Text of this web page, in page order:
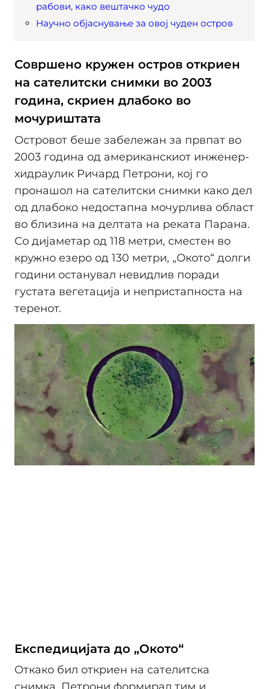
рабови, како вештачко чудо
Научно објаснување за овој чуден остров
Совршено кружен остров откриен
на сателитски снимки во 2003
година, скриен длабоко во
мочуриштата
Островот беше забележан за првпат во
2003 година од американскиот инженер-
хидраулик Ричард Петрони, кој го
пронашол на сателитски снимки како дел
од длабоко недостапна мочурлива област
во близина на делтата на реката Парана.
Со дијаметар од 118 метри, сместен во
кружно езеро од 130 метри, „Окото“ долги
години останувал невидлив поради
густата вегетација и непристапноста на
теренот.
Експедицијата до „Окото“
Откако бил откриен на сателитска